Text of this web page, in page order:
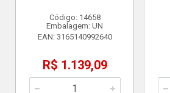
Código: 14658
Embalagem: UN
EAN: 3165140992640
R$ 1.139,09